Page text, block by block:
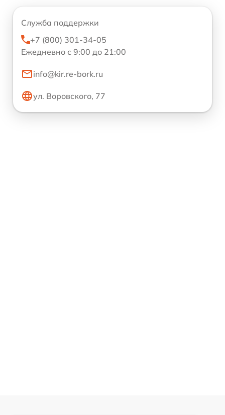
Служба поддержки
+7 (800) 301-34-05
Ежедневно с 9:00 до 21:00
info@kir.re-bork.ru
ул. Воровского, 77